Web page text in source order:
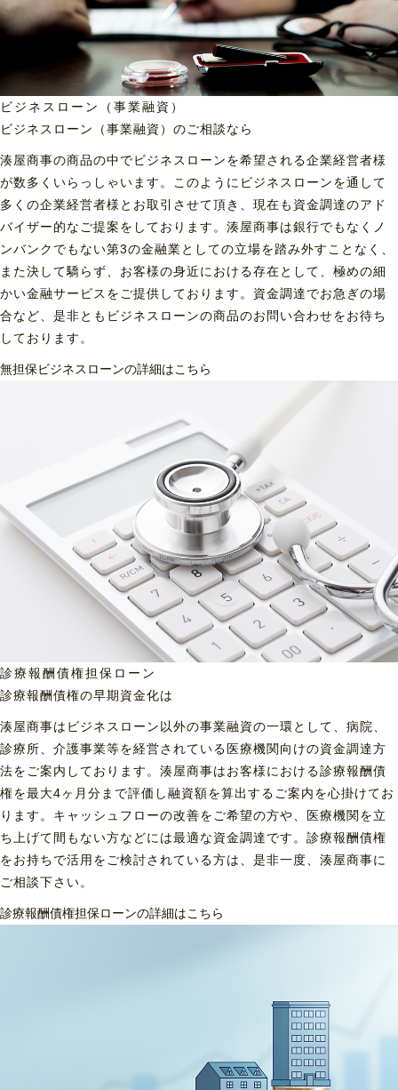
ビジネスローン（事業融資）
ビジネスローン（事業融資）のご相談なら
湊屋商事の商品の中でビジネスローンを希望される企業経営者様
が数多くいらっしゃいます。このようにビジネスローンを通して
多くの企業経営者様とお取引させて頂き、現在も資金調達のアド
バイザー的なご提案をしております。湊屋商事は銀行でもなくノ
ンバンクでもない第3の金融業としての立場を踏み外すことなく、
また決して驕らず、お客様の身近における存在として、極めの細
かい金融サービスをご提供しております。資金調達でお急ぎの場
合など、是非ともビジネスローンの商品のお問い合わせをお待ち
しております。
無担保ビジネスローンの詳細はこちら
診療報酬債権担保ローン
診療報酬債権の早期資金化は
湊屋商事はビジネスローン以外の事業融資の一環として、病院、
診療所、介護事業等を経営されている医療機関向けの資金調達方
法をご案内しております。湊屋商事はお客様における診療報酬債
権を最大4ヶ月分まで評価し融資額を算出するご案内を心掛けてお
ります。キャッシュフローの改善をご希望の方や、医療機関を立
ち上げて間もない方などには最適な資金調達です。診療報酬債権
をお持ちで活用をご検討されている方は、是非一度、湊屋商事に
ご相談下さい。
診療報酬債権担保ローンの詳細はこちら